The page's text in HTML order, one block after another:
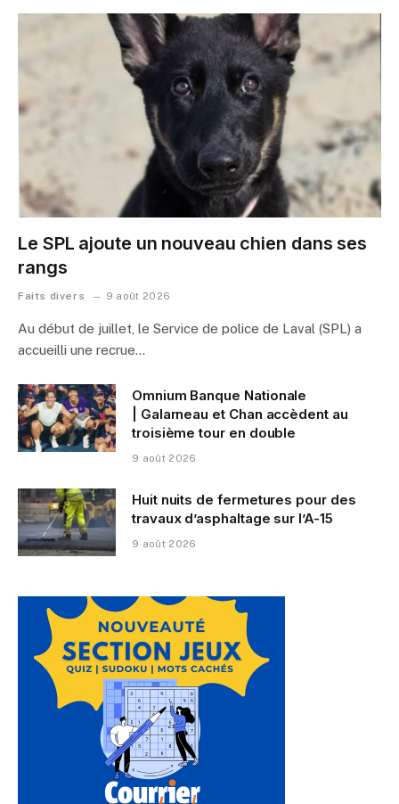
Le SPL ajoute un nouveau chien dans ses
rangs
Faits divers 9 août 2026
Au début de juillet, le Service de police de Laval (SPL) a
accueilli une recrue…
Omnium Banque Nationale
| Galarneau et Chan accèdent au
troisième tour en double
9 août 2026
Huit nuits de fermetures pour des
travaux d’asphaltage sur l’A-15
9 août 2026